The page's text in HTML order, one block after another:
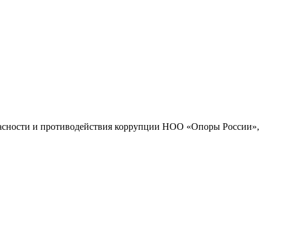
и противодействия коррупции НОО «Опоры России»,